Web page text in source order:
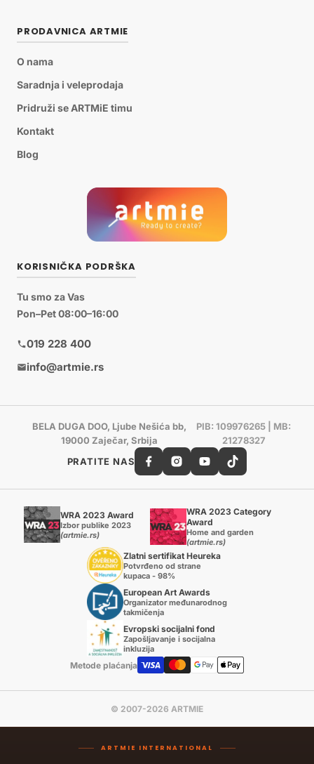
PRODAVNICA ARTMIE
O nama
Saradnja i veleprodaja
Pridruži se ARTMiE timu
Kontakt
Blog
KORISNIČKA PODRŠKA
Tu smo za Vas
Pon–Pet 08:00–16:00
019 228 400
info@artmie.rs
BELA DUGA DOO, Ljube Nešića bb,
19000 Zaječar, Srbija
PIB: 109976265 | MB:
21278327
PRATITE NAS
WRA 2023 Award
Izbor publike 2023
(artmie.rs)
WRA 2023 Category
Award
Home and garden
(artmie.rs)
Zlatni sertifikat Heureka
Potvrđeno od strane
kupaca - 98%
European Art Awards
Organizator međunarodnog
takmičenja
Evropski socijalni fond
Zapošljavanje i socijalna
inkluzija
Metode plaćanja
© 2007-2026 ARTMIE
ARTMIE INTERNATIONAL